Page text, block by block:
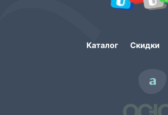
Каталог Скидки